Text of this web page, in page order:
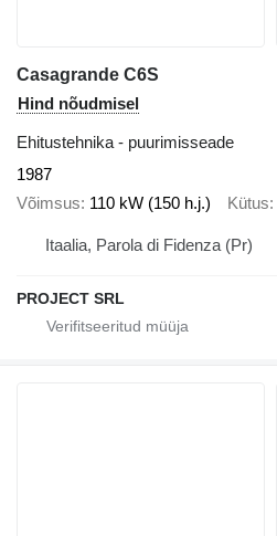
Casagrande C6S
Hind nõudmisel
Ehitustehnika - puurimisseade
1987
Võimsus 110 kW (150 h.j.) Kütus
Itaalia, Parola di Fidenza (Pr)
PROJECT SRL